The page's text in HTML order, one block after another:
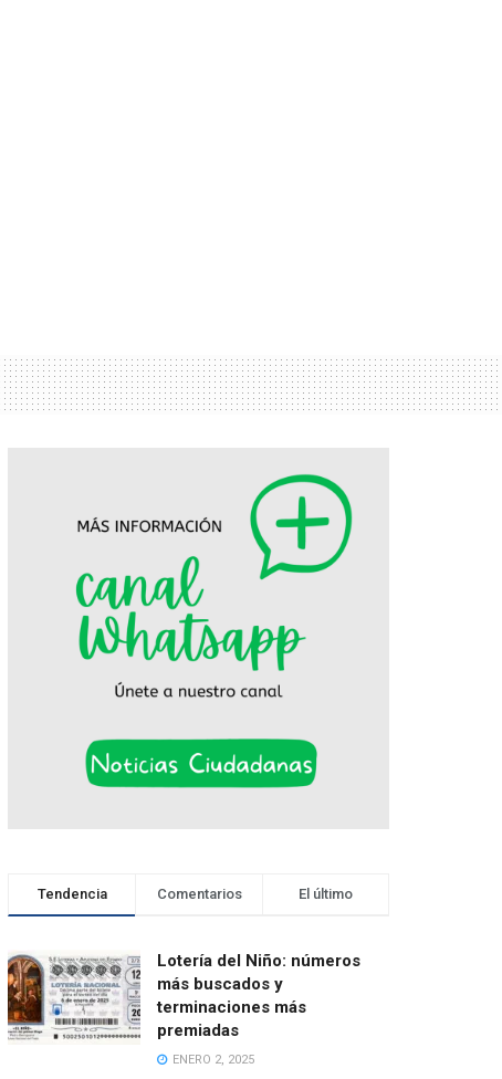
Tendencia Comentarios El último
Lotería del Niño: números
más buscados y
terminaciones más
premiadas
ENERO 2, 2025